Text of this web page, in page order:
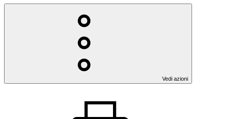
Vedi azioni